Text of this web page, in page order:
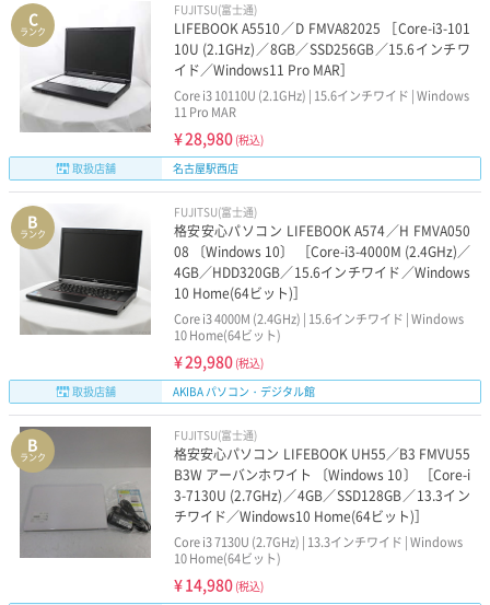
C
ランク
FUJITSU(富士通)
LIFEBOOK A5510／D FMVA82025 ［Core-i3-101
10U (2.1GHz)／8GB／SSD256GB／15.6インチワ
イド／Windows11 Pro MAR］
Core i3 10110U (2.1GHz) | 15.6インチワイド | Windows
11 Pro MAR
¥28,980 (税込)
取扱店舗
名古屋駅西店
B
ランク
FUJITSU(富士通)
格安安心パソコン LIFEBOOK A574／H FMVA050
08 〔Windows 10〕 ［Core-i3-4000M (2.4GHz)／
4GB／HDD320GB／15.6インチワイド／Windows
10 Home(64ビット)］
Core i3 4000M (2.4GHz) | 15.6インチワイド | Windows
10 Home(64ビット)
¥29,980 (税込)
取扱店舗
AKIBA パソコン・デジタル館
B
ランク
FUJITSU(富士通)
格安安心パソコン LIFEBOOK UH55／B3 FMVU55
B3W アーバンホワイト 〔Windows 10〕 ［Core-i
3-7130U (2.7GHz)／4GB／SSD128GB／13.3イン
チワイド／Windows10 Home(64ビット)］
Core i3 7130U (2.7GHz) | 13.3インチワイド | Windows
10 Home(64ビット)
¥14,980 (税込)